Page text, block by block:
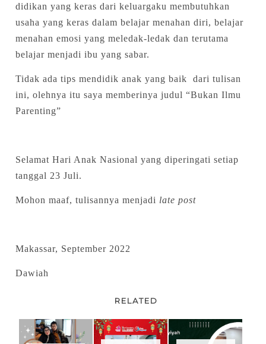
didikan yang keras dari keluargaku membutuhkan
usaha yang keras dalam belajar menahan diri, belajar
menahan emosi yang meledak-ledak dan terutama
belajar menjadi ibu yang sabar.
Tidak ada tips mendidik anak yang baik dari tulisan
ini, olehnya itu saya memberinya judul “Bukan Ilmu
Parenting”
Selamat Hari Anak Nasional yang diperingati setiap
tanggal 23 Juli.
Mohon maaf, tulisannya menjadi late post
Makassar, September 2022
Dawiah
RELATED